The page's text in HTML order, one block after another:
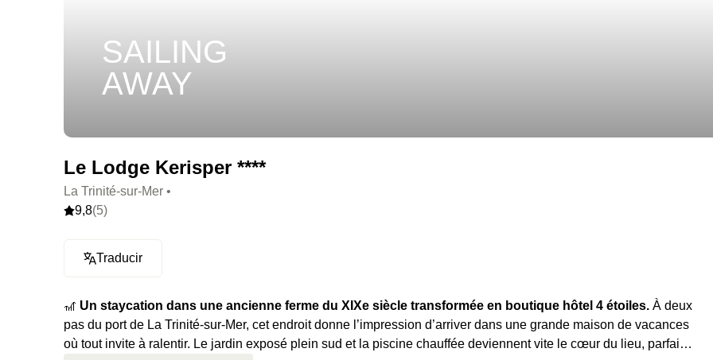
SAILING
AWAY
Le Lodge Kerisper ****
La Trinité-sur-Mer •
9,8(5)
Traducir
🎢 Un staycation dans une ancienne ferme du XIXe siècle transformée en boutique hôtel 4 étoiles. À deux
pas du port de La Trinité-sur-Mer, cet endroit donne l’impression d’arriver dans une grande maison de vacances
où tout invite à ralentir. Le jardin exposé plein sud et la piscine chauffée deviennent vite le cœur du lieu, parfaits